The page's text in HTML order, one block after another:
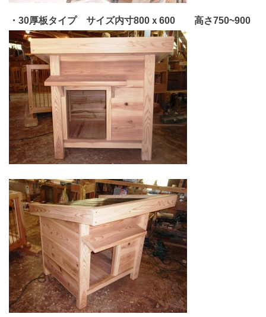
・30厚板タイプ サイズ内寸800ｘ600 高さ750~900